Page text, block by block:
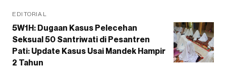
EDITORIAL
5W1H: Dugaan Kasus Pelecehan
Seksual 50 Santriwati di Pesantren
Pati: Update Kasus Usai Mandek Hampir
2 Tahun